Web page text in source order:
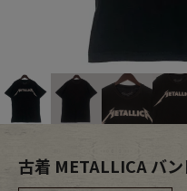
Tops
Bottoms
レディース商
古着 METALLICA バン